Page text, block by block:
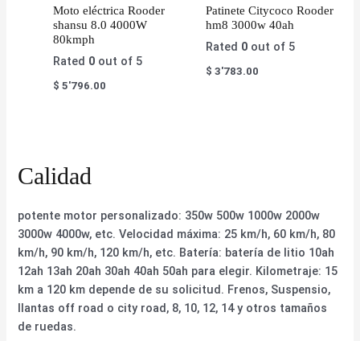
Moto eléctrica Rooder
shansu 8.0 4000W
80kmph
Rated 0 out of 5
$ 5'796.00
Patinete Citycoco Rooder
hm8 3000w 40ah
Rated 0out of 5
$ 3'783.00
Calidad
potente motor personalizado: 350w 500w 1000w 2000w
3000w 4000w, etc. Velocidad máxima: 25 km/h, 60 km/h, 80
km/h, 90 km/h, 120 km/h, etc. Batería: batería de litio 10ah
12ah 13ah 20ah 30ah 40ah 50ah para elegir. Kilometraje: 15
km a 120 km depende de su solicitud. Frenos, Suspensio,
llantas off road o city road, 8, 10, 12, 14 y otros tamaños
de ruedas.